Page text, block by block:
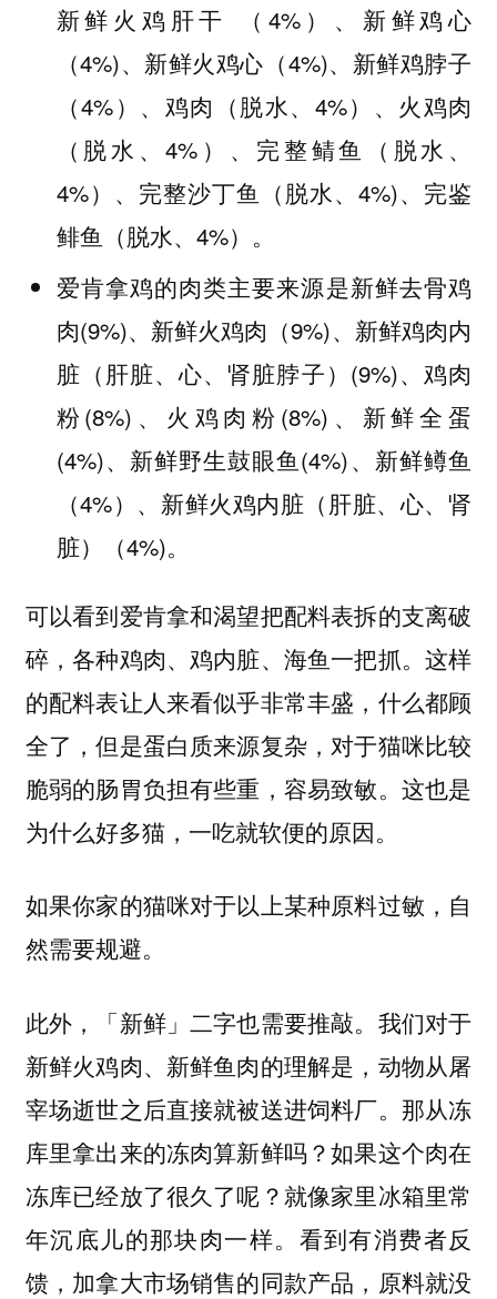
新鲜火鸡肝干 （4%）、新鲜鸡心
（4%)、新鲜火鸡心（4%)、新鲜鸡脖子
（4%）、鸡肉（脱水、4%）、火鸡肉
（脱水、4%）、完整鲭鱼（脱水、
4%）、完整沙丁鱼（脱水、4%)、完鉴
鲱鱼（脱水、4%）。
爱肯拿鸡的肉类主要来源是新鲜去骨鸡
肉(9%)、新鲜火鸡肉（9%)、新鲜鸡肉内
脏（肝脏、心、肾脏脖子）(9%)、鸡肉
粉(8%)、火鸡肉粉(8%)、新鲜全蛋
(4%)、新鲜野生鼓眼鱼(4%)、新鲜鳟鱼
（4%）、新鲜火鸡内脏（肝脏、心、肾
脏）（4%)。
可以看到爱肯拿和渴望把配料表拆的支离破
碎，各种鸡肉、鸡内脏、海鱼一把抓。这样
的配料表让人来看似乎非常丰盛，什么都顾
全了，但是蛋白质来源复杂，对于猫咪比较
脆弱的肠胃负担有些重，容易致敏。这也是
为什么好多猫，一吃就软便的原因。
如果你家的猫咪对于以上某种原料过敏，自
然需要规避。
此外，「新鲜」二字也需要推敲。我们对于
新鲜火鸡肉、新鲜鱼肉的理解是，动物从屠
宰场逝世之后直接就被送进饲料厂。那从冻
库里拿出来的冻肉算新鲜吗？如果这个肉在
冻库已经放了很久了呢？就像家里冰箱里常
年沉底儿的那块肉一样。看到有消费者反
馈，加拿大市场销售的同款产品，原料就没